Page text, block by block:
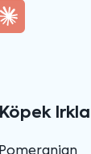
Köpek
Pomeranian